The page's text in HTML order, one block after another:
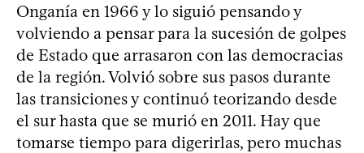
Onganía en 1966 y lo siguió pensando y
volviendo a pensar para la sucesión de golpes
de Estado que arrasaron con las democracias
de la región. Volvió sobre sus pasos durante
las transiciones y continuó teorizando desde
el sur hasta que se murió en 2011. Hay que
tomarse tiempo para digerirlas, pero muchas